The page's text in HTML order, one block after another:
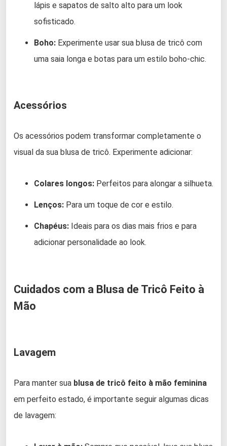
lápis e sapatos de salto alto para um look
sofisticado.
Boho: Experimente usar sua blusa de tricô com
uma saia longa e botas para um estilo boho-chic.
Acessórios
Os acessórios podem transformar completamente o
visual da sua blusa de tricô. Experimente adicionar:
Colares longos: Perfeitos para alongar a silhueta.
Lenços: Para um toque de cor e estilo.
Chapéus: Ideais para os dias mais frios e para
adicionar personalidade ao look.
Cuidados com a Blusa de Tricô Feito à
Mão
Lavagem
Para manter sua blusa de tricô feito à mão feminina
em perfeito estado, é importante seguir algumas dicas
de lavagem: